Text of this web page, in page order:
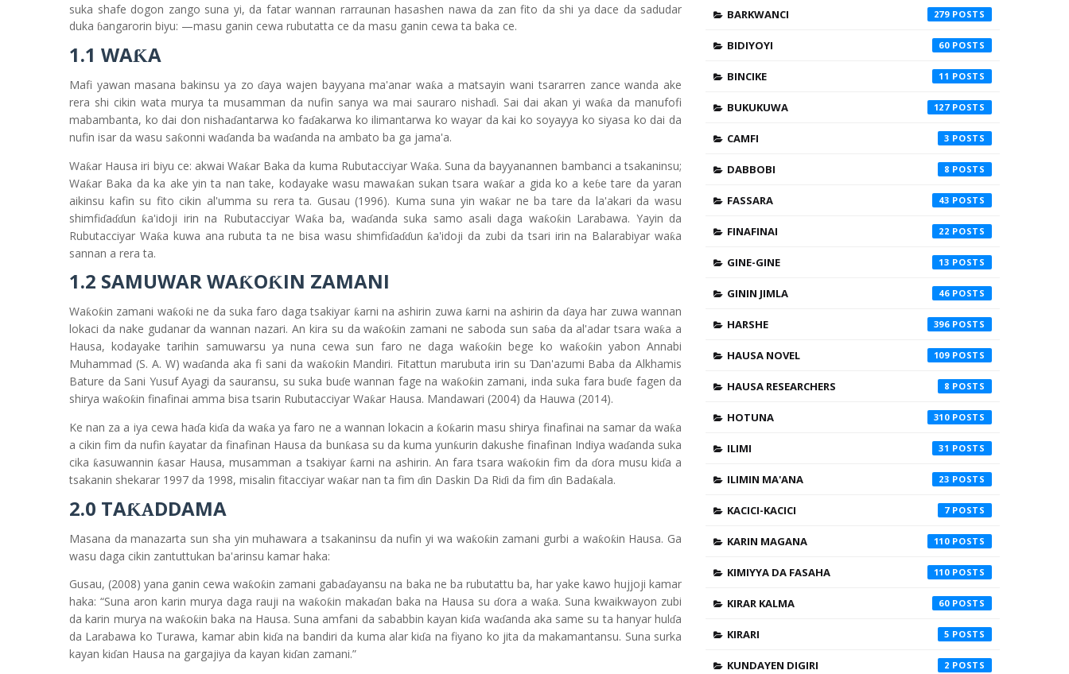
suka shafe dogon zango suna yi, da fatar wannan rarraunan hasashen nawa da zan fito da shi ya dace da sadudar
duka ɓangarorin biyu: —masu ganin cewa rubutatta ce da masu ganin cewa ta baka ce.
1.1 WAƘA
Mafi yawan masana bakinsu ya zoɗaya wajen bayyana ma'anar waƙa a matsayin wani tsararren zance wanda ake
rera shi cikin wata murya ta musamman da nufin sanya wa mai sauraro nishaɗi. Sai dai akan yi waƙa da manufofi
mabambanta, ko dai don nishaɗantarwa ko faɗakarwa ko ilimantarwa ko wayar da kai ko soyayya ko siyasa ko dai da
nufin isar da wasu saƙonni waɗanda ba waɗanda na ambato ba ga jama'a.
Waƙar Hausa iri biyu ce: akwai Waƙar Baka da kuma Rubutacciyar Waƙa. Suna da bayyanannen bambanci a tsakaninsu;
Waƙar Baka da ka ake yin ta nan take, kodayake wasu mawaƙan sukan tsara waƙar a gida ko a keɓe tare da yaran
aikinsu kafin su fito cikin al'umma su rera ta. Gusau (1996). Kuma suna yin waƙar ne ba tare da la'akari da wasu
shimfiɗaɗɗunƙa'idoji irin na Rubutacciyar Waƙa ba, waɗanda suka samo asali daga waƙoƙin Larabawa. Yayin da
Rubutacciyar Waƙa kuwa ana rubuta ta ne bisa wasu shimfiɗaɗɗunƙa'idoji da zubi da tsari irin na Balarabiyar waƙa
sannan a rera ta.
1.2 SAMUWAR WAƘOƘIN ZAMANI
Waƙoƙin zamani waƙoƙi ne da suka faro daga tsakiyar ƙarni na ashirin zuwaƙarni na ashirin da ɗaya har zuwa wannan
lokaci da nake gudanar da wannan nazari. An kira su da waƙoƙin zamani ne saboda sun saɓa da al'adar tsara waƙa a
Hausa, kodayake tarihin samuwarsu ya nuna cewa sun faro ne daga waƙoƙin bege ko waƙoƙin yabon Annabi
Muhammad (S. A. W) waɗanda aka fi sani da waƙoƙin Mandiri. Fitattun marubuta irin su Ɗan'azumi Baba da Alkhamis
Bature da Sani Yusuf Ayagi da sauransu, su suka buɗe wannan fage na waƙoƙin zamani, inda suka fara buɗe fagen da
shirya waƙoƙin finafinai amma bisa tsarin Rubutacciyar Waƙar Hausa. Mandawari (2004) da Hauwa (2014).
Ke nan za a iya cewa haɗa kiɗa da waƙa ya faro ne a wannan lokacin aƙoƙarin masu shirya finafinai na samar da waƙa
a cikin fim da nufinƙayatar da finafinan Hausa da bunƙasa su da kuma yunƙurin dakushe finafinan Indiya waɗanda suka
cikaƙasuwanninƙasar Hausa, musamman a tsakiyar ƙarni na ashirin. An fara tsara waƙoƙin fim da ɗora musu kiɗa a
tsakanin shekarar 1997 da 1998, misalin fitacciyar waƙar nan ta fim ɗin Daskin Da Riɗi da fim ɗin Badaƙala.
2.0 TAƘADDAMA
Masana da manazarta sun sha yin muhawara a tsakaninsu da nufin yi wa waƙoƙin zamani gurbi a waƙoƙin Hausa. Ga
wasu daga cikin zantuttukan ba'arinsu kamar haka:
Gusau, (2008) yana ganin cewa waƙoƙin zamani gabaɗayansu na baka ne ba rubutattu ba, har yake kawo hujjoji kamar
haka: “Suna aron karin murya daga rauji na waƙoƙin makaɗan baka na Hausa su ɗora a waƙa. Suna kwaikwayon zubi
da karin murya na waƙoƙin baka na Hausa. Suna amfani da sababbin kayan kiɗa waɗanda aka same su ta hanyar hulɗa
da Larabawa ko Turawa, kamar abin kiɗa na bandiri da kuma alar kiɗa na fiyano ko jita da makamantansu. Suna surka
kayan kiɗan Hausa na gargajiya da kayan kiɗan zamani.”
BARKWANCI 279
BIDIYOYI 60
BINCIKE 11
BUKUKUWA 127
CAMFI 3
DABBOBI 8
FASSARA 43
FINAFINAI 22
GINE-GINE 13
GININ JIMLA 46
HARSHE 396
HAUSA NOVEL 109
HAUSA RESEARCHERS 8
HOTUNA 310
ILIMI 31
ILIMIN MA'ANA 23
KACICI-KACICI 7
KARIN MAGANA 110
KIMIYYA DA FASAHA 110
KIRAR KALMA 60
KIRARI 5
KUNDAYEN DIGIRI 2